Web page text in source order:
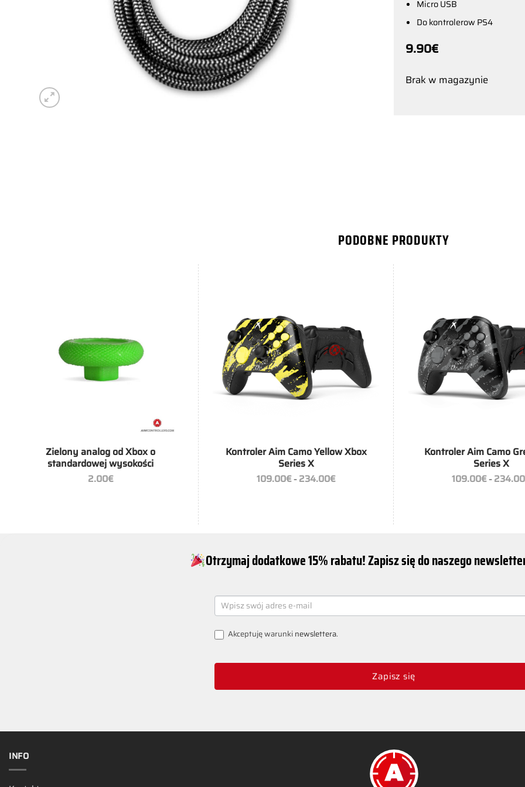
Micro USB
Do kontrolerow PS4
9.90€
Brak w magazynie
PODOBNE PRODUKTY
Zielony analog od Xbox o
standardowej wysokości
2.00€
Kontroler Aim Camo Yellow Xbox
Series X
109.00€– 234.00€Zakres
cen:
Kontroler Aim Camo
Series X
109.00€–234.00
Otrzymaj dodatkowe 15% rabatu! Zapisz się do naszego
NEWSLETTER
SIGNUP
Akceptuję warunkinewslettera.
Zapisz się
INFO